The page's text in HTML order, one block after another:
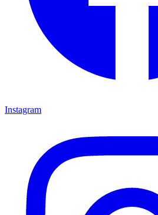
Instagram